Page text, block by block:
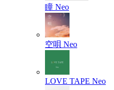
瞳 Neo
空唄 Neo
LOVE TAPE Neo